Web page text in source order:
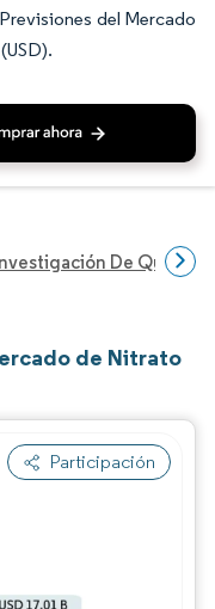
del Mercado
De
de Nitrato
Participación